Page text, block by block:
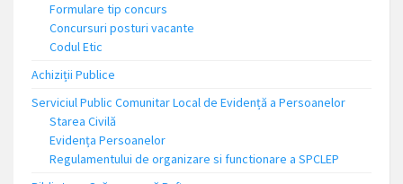
Formulare tip concurs
Concursuri posturi vacante
Codul Etic
Achiziții Publice
Serviciul Public Comunitar Local de Evidență a Persoanelor
Starea Civilă
Evidența Persoanelor
Regulamentului de organizare si functionare a SPCLEP